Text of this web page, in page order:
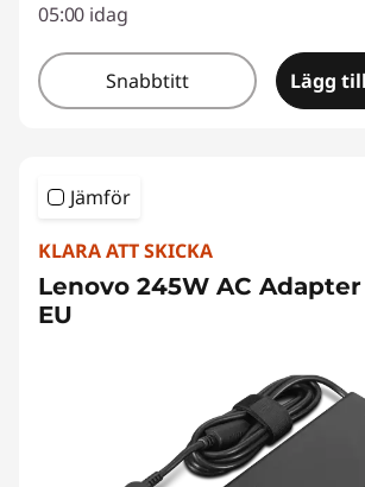
05:00 idag
Snabbtitt Lägg
Jämför
KLARA ATT SKICKA
Lenovo 245W AC
EU